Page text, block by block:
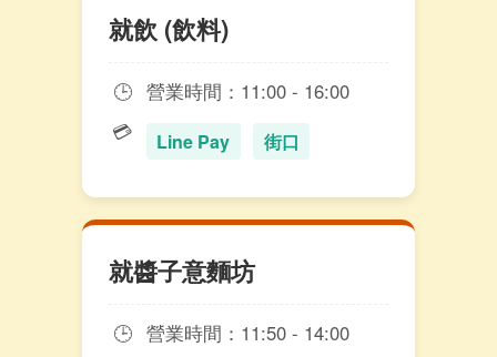
就飲 (飲料)
🕒 營業時間：11:00 - 16:00
💳
Line Pay 街口
就醬子意麵坊
🕒 營業時間：11:50 - 14:00